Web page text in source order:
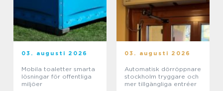
03. augusti 2026
Mobila toaletter smarta
lösningar för offentliga
miljöer
03. augusti 2026
Automatisk dörröppnare
stockholm tryggare och
mer tillgängliga entréer